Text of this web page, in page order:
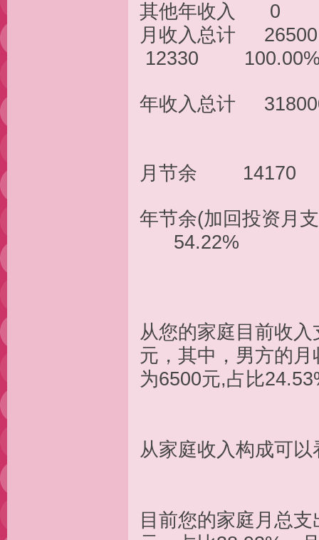
其他年收
月收入总计
12330
年收入总计
月节余
年节余(加回
54.22%
从您的家庭目前收
元，其中，男方的
为6500元
从家庭收入构成
目前您的家庭月总